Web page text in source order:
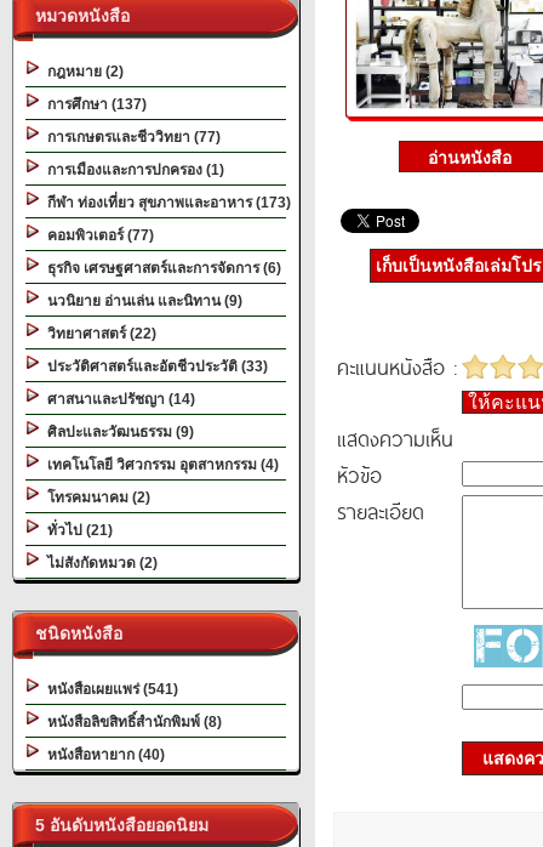
หมวดหนังสือ
กฎหมาย (2)
การศึกษา (137)
การเกษตรและชีววิทยา (77)
การเมืองและการปกครอง (1)
กีฬา ท่องเที่ยว สุขภาพและอาหาร (173)
คอมพิวเตอร์ (77)
ธุรกิจ เศรษฐศาสตร์และการจัดการ (6)
นวนิยาย อ่านเล่น และนิทาน (9)
วิทยาศาสตร์ (22)
ประวัติศาสตร์และอัตชีวประวัติ (33)
ศาสนาและปรัชญา (14)
ศิลปะและวัฒนธรรม (9)
เทคโนโลยี วิศวกรรม อุตสาหกรรม (4)
โทรคมนาคม (2)
ทั่วไป (21)
ไม่สังกัดหมวด (2)
ชนิดหนังสือ
หนังสือเผยแพร่ (541)
หนังสือลิขสิทธิ์สำนักพิมพ์ (8)
หนังสือหายาก (40)
5 อันดับหนังสือยอดนิยม
เก็บเป็นหนังสือเล่มโป
คะแนนหนังสือ :
ให้คะแ
แสดงความเห็น
หัวข้อ
รายละเอียด
แสดงค